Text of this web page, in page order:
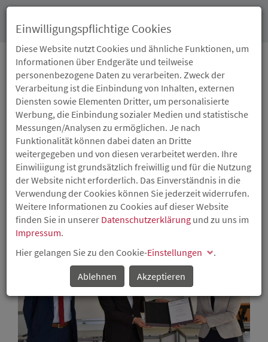
25.03.2022
DIGITALPAKT SCHULE:
WEITERE 1,5 MILLIONEN
EURO FÜR SCHULEN IN
LANDAU
Bildungsministerin Dr. Stefanie Hubig übergibt
Förderbescheid
Einwilligungspflichtige Cookies
Diese Website nutzt Cookies und ähnliche Funktionen, um
Informationen über Endgeräte und teilweise
personenbezogene Daten zu verarbeiten. Zweck der
Verarbeitung ist die Einbindung von Inhalten, externen
Diensten sowie Elementen Dritter, um personalisierte
Werbung, die Einbindung sozialer Medien und statistische
Messungen/Analysen zu ermöglichen. Je nach
Funktionalität können dabei daten an Dritte
weitergegeben und von diesen verarbeitet werden. Ihre
Einwiliigung ist grundsätzlich freiwillig und für die Nutzung
der Website nicht erforderlich. Das Einverständnis in die
Verwendung der Cookies können Sie jederzeit widerrufen.
Weitere Informationen zu Cookies auf dieser Website
finden Sie in unserer Datenschutzerklärung und zu uns im
Impressum.
Hier gelangen Sie zu den Cookie-Einstellungen
.
Ablehnen
Akzeptieren